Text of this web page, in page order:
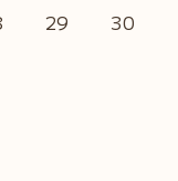
29
30